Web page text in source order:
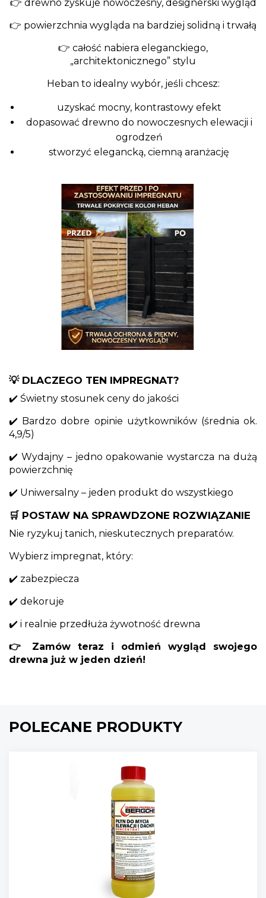
👉 drewno zyskuje nowoczesny, designerski wygląd
👉 powierzchnia wygląda na bardziej solidną i trwałą
👉 całość nabiera eleganckiego,
„architektonicznego” stylu
Heban to idealny wybór, jeśli chcesz:
uzyskać mocny, kontrastowy efekt
dopasować drewno do nowoczesnych elewacji i
ogrodzeń
stworzyć elegancką, ciemną aranżację
💡 DLACZEGO TEN IMPREGNAT?
✔️ Świetny stosunek ceny do jakości
✔️ Bardzo dobre opinie użytkowników (średnia ok.
4,9/5)
✔️ Wydajny – jedno opakowanie wystarcza na dużą
powierzchnię
✔️ Uniwersalny – jeden produkt do wszystkiego
🛒 POSTAW NA SPRAWDZONE ROZWIĄZANIE
Nie ryzykuj tanich, nieskutecznych preparatów.
Wybierz impregnat, który:
✔️ zabezpiecza
✔️ dekoruje
✔️ i realnie przedłuża żywotność drewna
👉 Zamów teraz i odmień wygląd swojego
drewna już w jeden dzień!
POLECANE PRODUKTY